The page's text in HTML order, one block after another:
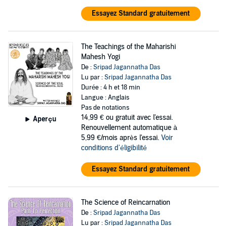
Essayez Standard gratuitement
Aperçu
The Teachings of the Maharishi
Mahesh Yogi
De :Sripad Jagannatha Das
Lu par :Sripad Jagannatha Das
Durée : 4 h et 18 min
Langue : Anglais
Pas de notations
14,99 € ou gratuit avec l'essai.
Renouvellement automatique à
5,99 €/mois après l'essai. Voir
conditions d'éligibilité
Essayez Standard gratuitement
The Science of Reincarnation
De :Sripad Jagannatha Das
Lu par :Sripad Jagannatha Das